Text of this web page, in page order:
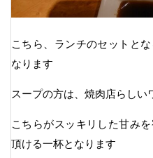
こちら、ランチのセットと
なります
スープの方は、焼肉店らしい
こちらがスッキリした甘み
頂ける一杯となります